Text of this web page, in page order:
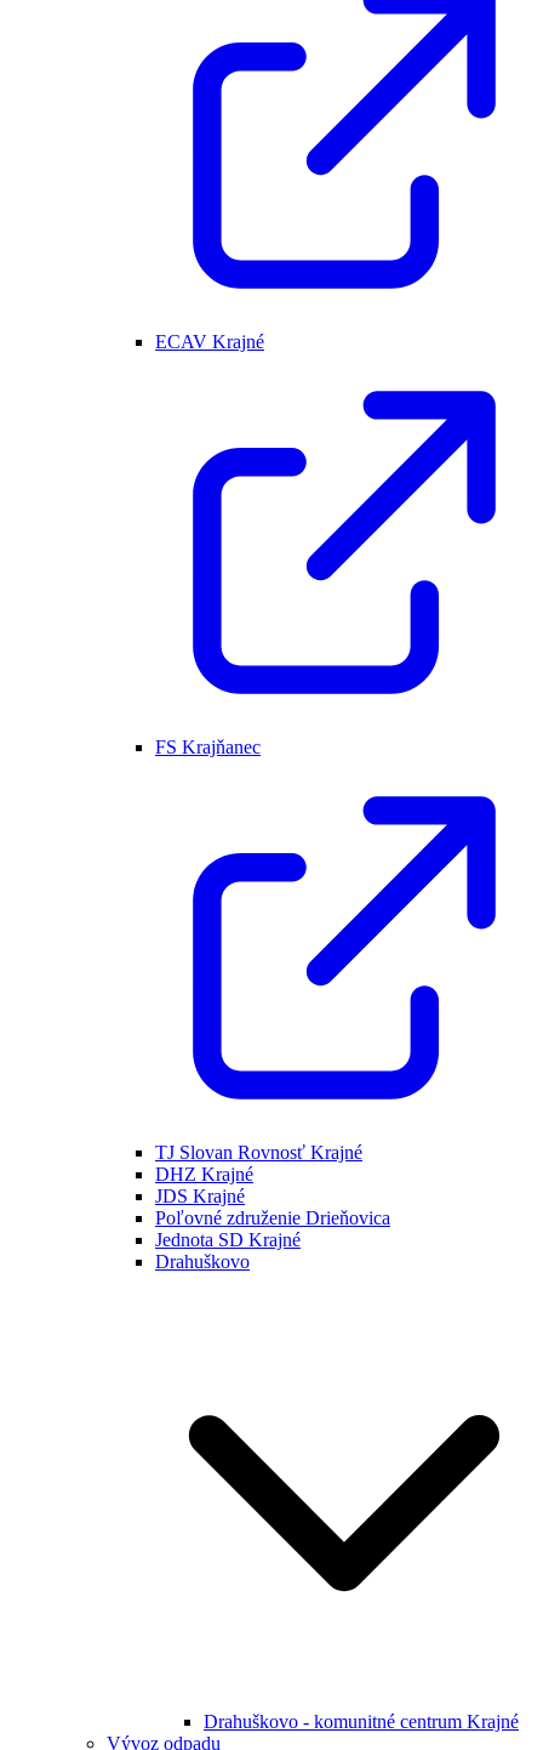
ECAV Krajné
FS Krajňanec
TJ Slovan Rovnosť Krajné
DHZ Krajné
JDS Krajné
Poľovné združenie Drieňovica
Jednota SD Krajné
Drahuškovo
Drahuškovo - komunitné centrum Krajné
Vývoz odpadu